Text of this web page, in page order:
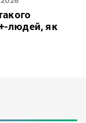
людей, як